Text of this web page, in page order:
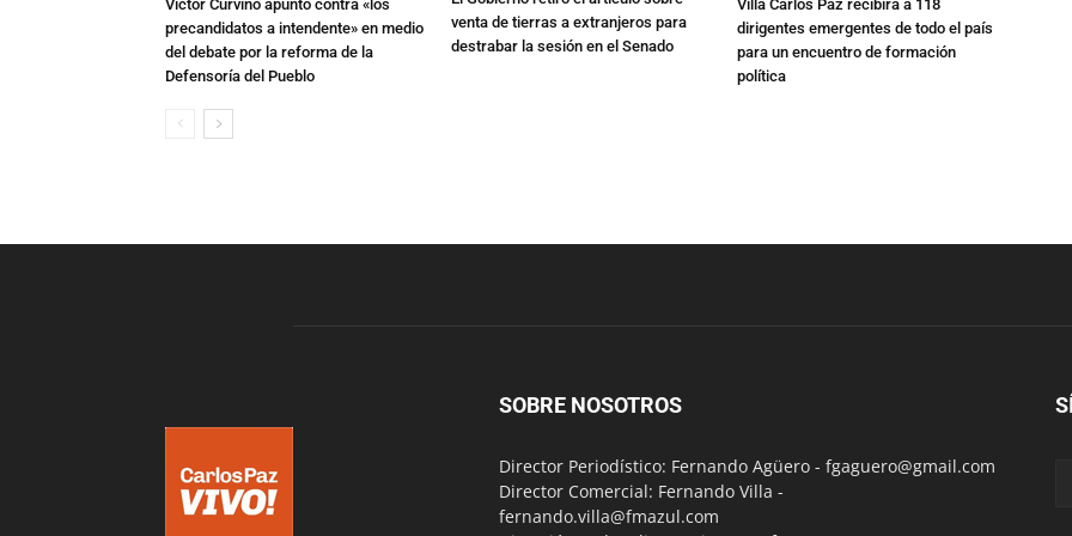
Víctor Curvino apuntó contra «los
precandidatos a intendente» en medio
del debate por la reforma de la
Defensoría del Pueblo
venta de tierras a extranjeros para
destrabar la sesión en el Senado
Villa Carlos Paz recibirá a 118
dirigentes emergentes de todo el país
para un encuentro de formación
política
SOBRE NOSOTROS
Director Periodístico: Fernando Agüero - fgaguero@gmail.com
Director Comercial: Fernando Villa -
fernando.villa@fmazul.com